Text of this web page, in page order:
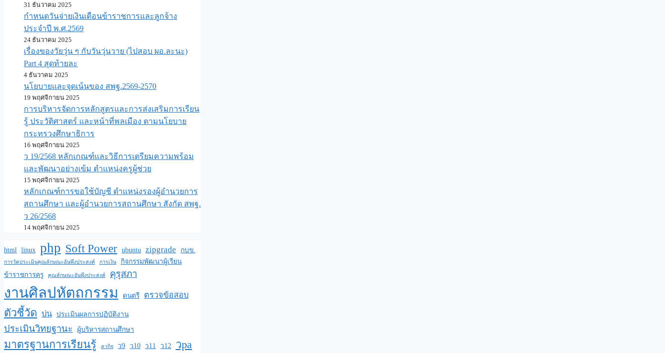
31 ธันวาคม 2025
กำหนดวันจ่ายเงินเดือนข้าราชการและลูกจ้าง
ประจำปี พ.ศ.​2569
24 ธันวาคม 2025
เรื่องของวัยวุ่น ๆ กับวันวุ่นวาย (ไปสอบ ผอ.ละนะ)
Part 4 สุดท้ายละ
4 ธันวาคม 2025
นโยบายและจุดเน้นของ สพฐ.2569-2570
19 พฤศจิกายน 2025
การบริหารจัดการหลักสูตรและการส่งเสริมการเรียน
รู้ ประวัติศาสตร์ และหน้าที่พลเมือง ตามนโยบาย
กระทรวงศึกษาธิการ
16 พฤศจิกายน 2025
ว 19/2568 หลักเกณฑ์และวิธีการเตรียมความพร้อม
และพัฒนาอย่างเข้ม ตำแหน่งครูผู้ช่วย
15 พฤศจิกายน 2025
หลักเกณฑ์การขอใช้บัญชี ตำแหน่งรองผู้อำนวยการ
สถานศึกษา และผู้อำนวยการสถานศึกษา สังกัด สพฐ.
ว 26/2568
14 พฤศจิกายน 2025
html linux php Soft Power ubuntu zipgrade กบข.
การวัดประเมินคุณลักษณะอันพึงประสงค์ การเงิน
กิจกรรมพัฒนาผู้เรียน
ข้าราชการครู
คุณลักษณะอันพึงประสงค์ คุรุสภา
งานศิลปหัตถกรรม ดนตรี ตรวจข้อสอบ
ตัวชี้วัด บ่น ประเมินผลการปฏิบัติงาน
ประเมินวิทยฐานะ ผู้บริหารสถานศึกษา
มาตรฐานการเรียนรู้ ลากิจ ว9 ว10 ว11 ว12 วpa